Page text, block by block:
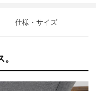
仕様・サイズ